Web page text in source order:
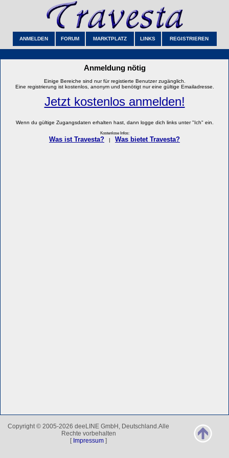
ANMELDEN FORUM MARKTPLATZ LINKS REGISTRIEREN
Anmeldung nötig
Einige Bereiche sind nur für registierte Benutzer zugänglich.
Eine registrierung ist kostenlos, anonym und benötigt nur eine gültige Emailadresse.
Jetzt kostenlos anmelden!
Wenn du gültige Zugangsdaten erhalten hast, dann logge dich links unter "Ich" ein.
Kostenlose Infos:
Was ist Travesta? Was bietet Travesta?
Copyright © 2005-2026 deeLINE GmbH, Deutschland.Alle
Rechte vorbehalten
[ Impressum ]